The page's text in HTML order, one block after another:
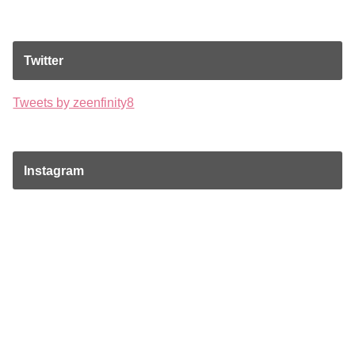
Twitter
Tweets by zeenfinity8
Instagram